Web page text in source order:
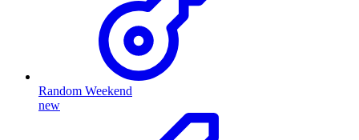
Random Weekend
new